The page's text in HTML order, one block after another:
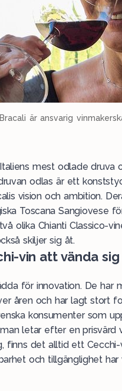
är ansvarig
mest odlade druva
odlas är ett
vision och ambition.
Toscana Sangiovese
olika Chianti Classico-
skiljer sig åt.
vin att vända
för innovation. De har
åren och har lagt stort
konsumenter som
letar efter en prisvärd
finns det alltid ett
och tillgänglighet